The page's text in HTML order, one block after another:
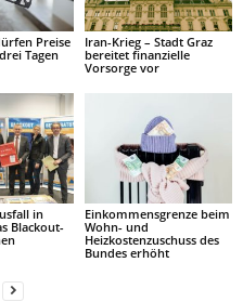
Preise
Tagen
Iran-Krieg – Stadt Graz
bereitet finanzielle
Vorsorge vor
in
Blackout-
Einkommensgrenze beim
Wohn- und
Heizkostenzuschuss des
Bundes erhöht